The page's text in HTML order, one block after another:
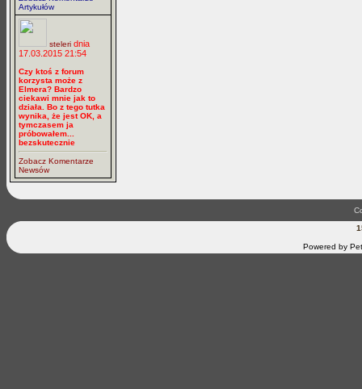
Artykułów
steleri dnia
17.03.2015 21:54
Czy ktoś z forum
korzysta może z
Elmera? Bardzo
ciekawi mnie jak to
działa. Bo z tego tutka
wynika, że jest OK, a
tymczasem ja
próbowałem...
bezskutecznie
Zobacz Komentarze
Newsów
Powered by